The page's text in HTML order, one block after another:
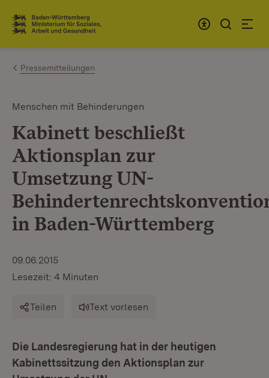
Zum Inhalt springen
Link zur Startseite
Pressemitteilungen
Menschen mit Behinderungen
Kabinett beschließt
Aktionsplan zur
Umsetzung UN-
in Baden-Württemberg
09.06.2015
Lesezeit: 4 Minuten
Teilen Text vorlesen
Die Landesregierung hat in der heutigen
Kabinettssitzung den Aktionsplan zur